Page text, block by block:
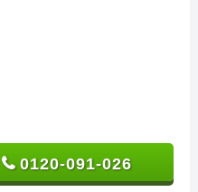
0120-091-026